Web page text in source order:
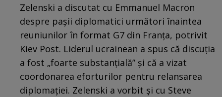
Zelenski a discutat cu Emmanuel Macron
despre pașii diplomatici următori înaintea
reuniunilor în format G7 din Franța, potrivit
Kiev Post. Liderul ucrainean a spus că discuția
a fost „foarte substanțială” și că a vizat
coordonarea eforturilor pentru relansarea
diplomației. Zelenski a vorbit și cu Steve